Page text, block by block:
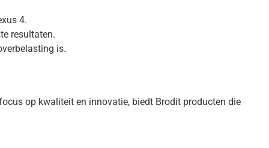
4.
resultaten.
is.
op kwaliteit en innovatie, biedt Brodit producten die